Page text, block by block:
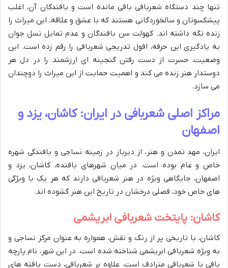
تنها چند دستگاه شعربافی باقی مانده است و بافندگان آن، اغلب
پیشکسوتان و سالخوردگانی هستند که با عشق و علاقه، این میراث را
زنده نگه داشته اند. کهولت سن بافندگان و عدم تمایل نسل جوان
به یادگیری این حرفه، افول تدریجی شعربافی را رقم زده است. این
وضعیت، حسرت از دست رفتن گنجینه ای ارزشمند را در دل هر
دوستدار هنر زنده می کند و اهمیت حمایت از این میراث را دوچندان
می سازد.
مراکز اصلی شعربافی در ایران: کاشان، یزد و
اصفهان
ایران، مهد تمدن و هنر، از دیرباز در زمینه نساجی و بافندگی شهره
خاص و عام بوده است. در میان شهرهای بافنده، کاشان، یزد و
اصفهان، جایگاهی ویژه در هنر شعربافی دارند که هر یک با ویژگی
های خاص خود، فصلی درخشان در تاریخ این هنر گشوده اند.
کاشان: پایتخت شعربافی ابریشمی
کاشان، با تاریخی پر از رنگ و نقش، همواره به عنوان مرکز نساجی و
به ویژه شعربافی ابریشمی شناخته شده است. در این شهر، نام پارچه
بافی با شعربافی مترادف است. علاوه بر شعربافی، دست بافته های